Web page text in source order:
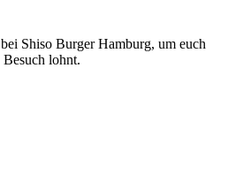
Shiso Burger Hamburg, um euch
Besuch lohnt.